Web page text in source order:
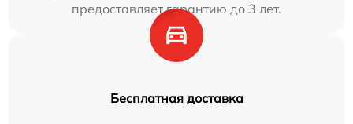
предоставляет гарантию до 3 лет.
Бесплатная доставка